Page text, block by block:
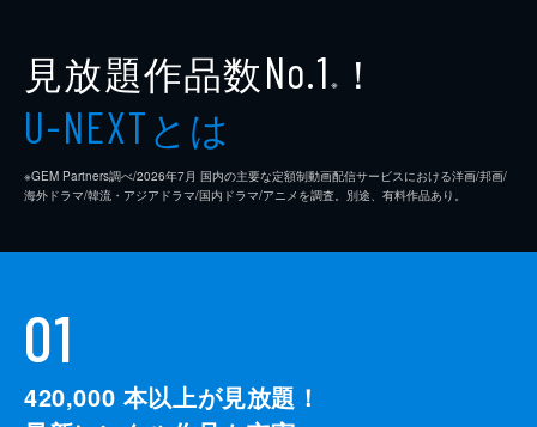
見放題作品数No.1 ※ ！
U-NEXTとは
※GEM Partners調べ/2026年7⽉ 国内の主要な定額制動画配信サービスにおける洋画/邦画/
海外ドラマ/韓流・アジアドラマ/国内ドラマ/アニメを調査。別途、有料作品あり。
01
420,000 本以上が見放題！